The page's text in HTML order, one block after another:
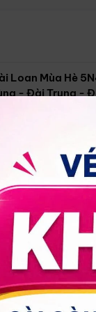
Loan Mùa Hè
- Đài Trung -
18/09